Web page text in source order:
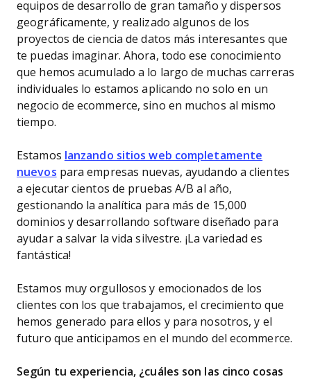
equipos de desarrollo de gran tamaño y dispersos
geográficamente, y realizado algunos de los
proyectos de ciencia de datos más interesantes que
te puedas imaginar. Ahora, todo ese conocimiento
que hemos acumulado a lo largo de muchas carreras
individuales lo estamos aplicando no solo en un
negocio de ecommerce, sino en muchos al mismo
tiempo.
Estamos lanzando sitios web completamente
nuevos para empresas nuevas, ayudando a clientes
a ejecutar cientos de pruebas A/B al año,
gestionando la analítica para más de 15,000
dominios y desarrollando software diseñado para
ayudar a salvar la vida silvestre. ¡La variedad es
fantástica!
Estamos muy orgullosos y emocionados de los
clientes con los que trabajamos, el crecimiento que
hemos generado para ellos y para nosotros, y el
futuro que anticipamos en el mundo del ecommerce.
Según tu experiencia, ¿cuáles son las cinco cosas